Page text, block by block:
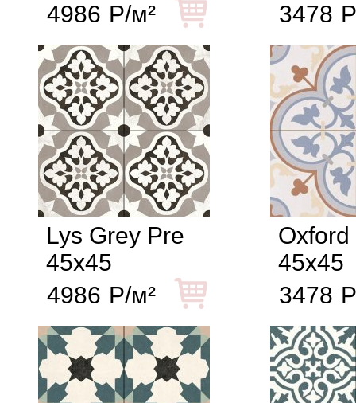
4986 Р/м²
3478
Lys Grey Pre
45x45
4986 Р/м²
Oxford
45x45
3478